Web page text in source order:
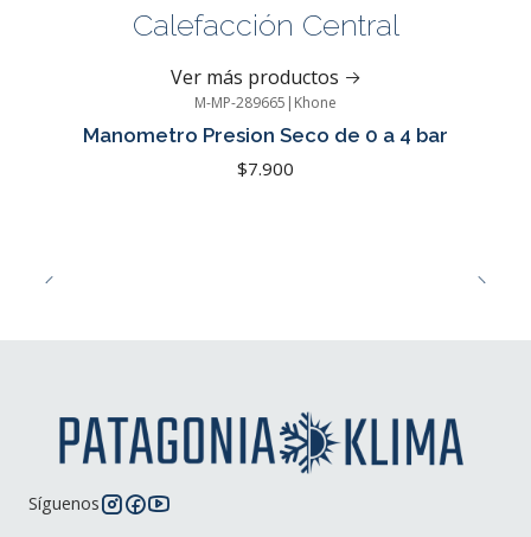
Calefacción Central
Ver más productos
M-MP-289665 | Khone
Manometro Presion Seco de 0 a 4 bar
$7.900
Síguenos